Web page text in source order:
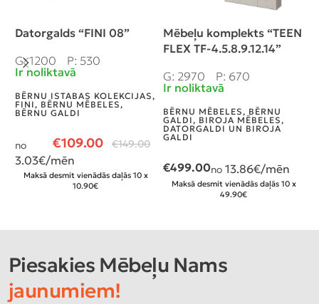
Datorgalds “FINI 08”
G: 1200
P: 530
Ir noliktavā
BĒRNU ISTABAS KOLEKCIJAS,
FINI, BĒRNU MĒBELES,
BĒRNU GALDI
€109.00 €149.00
no
3.03€/mēn
Maksā desmit vienādās daļās 10 x
10.90€
Mēbeļu komplekts “TEEN
FLEX TF-4.5.8.9.12.14”
G: 2970
P: 670
Ir noliktavā
BĒRNU MĒBELES, BĒRNU
GALDI, BIROJA MĒBELES,
DATORGALDI UN BIROJA
GALDI
€499.00no 13.86€/mēn
Maksā desmit vienādās daļās 10 x
49.90€
Piesakies Mēbeļu Nams
jaunumiem!